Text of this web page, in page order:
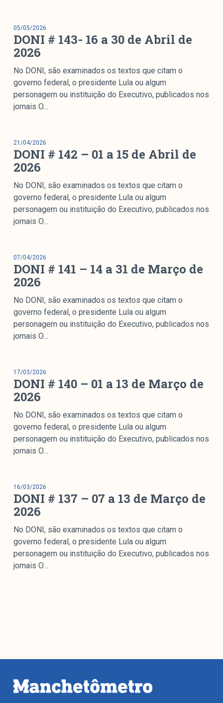
colabore
política produzido pelo Laboratório de Estudos de Mídia
e Esfera Pública (LEMEP). O LEMEP tem registro no
Diretório de Grupos de Pesquisa do CNPq e é sediado
no Instituto de Estudos Sociais e Políticos (IESP) da
Universidade do Estado do Rio de Janeiro (UERJ). O
Manchetômetro não tem filiação com partidos ou grupos
econômicos.
Parcerias
Contato
05/05/2026
DONI # 143- 16 a 30 de Abril de
2026
No DONI, são examinados os textos que citam o
governo federal, o presidente Lula ou algum
personagem ou instituição do Executivo, publicados nos
jornais O…
21/04/2026
DONI # 142 – 01 a 15 de Abril de
2026
No DONI, são examinados os textos que citam o
governo federal, o presidente Lula ou algum
personagem ou instituição do Executivo, publicados nos
jornais O…
07/04/2026
DONI # 141 – 14 a 31 de Março de
2026
No DONI, são examinados os textos que citam o
governo federal, o presidente Lula ou algum
personagem ou instituição do Executivo, publicados nos
jornais O…
17/03/2026
DONI # 140 – 01 a 13 de Março de
2026
No DONI, são examinados os textos que citam o
governo federal, o presidente Lula ou algum
personagem ou instituição do Executivo, publicados nos
jornais O…
16/03/2026
DONI # 137 – 07 a 13 de Março de
2026
No DONI, são examinados os textos que citam o
governo federal, o presidente Lula ou algum
personagem ou instituição do Executivo, publicados nos
jornais O…